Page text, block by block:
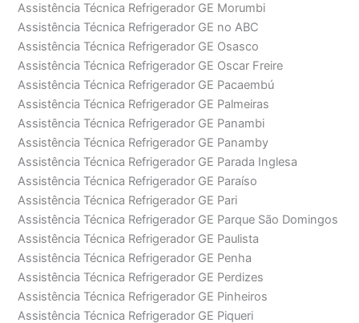
Assistência Técnica Refrigerador GE Morumbi
Assistência Técnica Refrigerador GE no ABC
Assistência Técnica Refrigerador GE Osasco
Assistência Técnica Refrigerador GE Oscar Freire
Assistência Técnica Refrigerador GE Pacaembú
Assistência Técnica Refrigerador GE Palmeiras
Assistência Técnica Refrigerador GE Panambi
Assistência Técnica Refrigerador GE Panamby
Assistência Técnica Refrigerador GE Parada Inglesa
Assistência Técnica Refrigerador GE Paraíso
Assistência Técnica Refrigerador GE Pari
Assistência Técnica Refrigerador GE Parque São Domingos
Assistência Técnica Refrigerador GE Paulista
Assistência Técnica Refrigerador GE Penha
Assistência Técnica Refrigerador GE Perdizes
Assistência Técnica Refrigerador GE Pinheiros
Assistência Técnica Refrigerador GE Piqueri